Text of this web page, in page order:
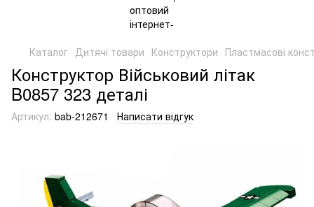
Каталог Дитячі товари Конструктори Пластмасові
Конструктор Військовий літак
B0857 323 деталі
Артикул: bab-212671 Написати відгук